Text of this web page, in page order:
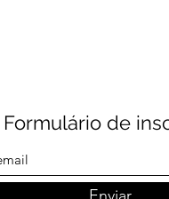
Formulário de